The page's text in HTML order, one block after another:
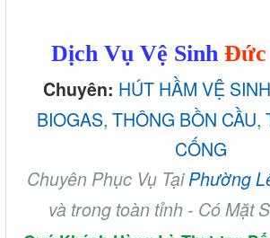
Dịch Vụ Vệ Sinh Đức
Chuyên: HÚT HẦM VỆ SINH
BIOGAS, THÔNG BỒN CẦU,
CỐNG
Chuyên Phục Vụ TạiPhường
và trong toàn tỉnh - Có Mặt